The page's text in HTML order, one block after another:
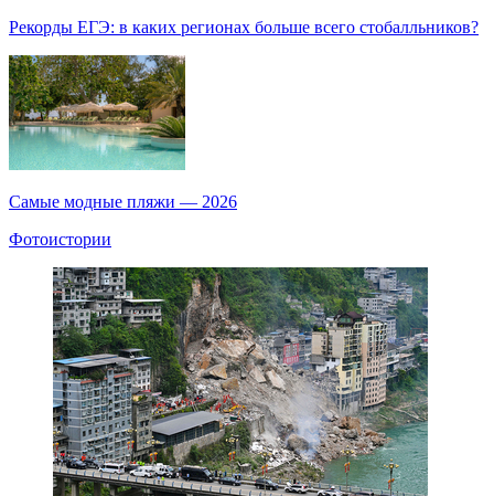
Рекорды ЕГЭ: в каких регионах больше всего стобалльников?
Самые модные пляжи — 2026
Фотоистории